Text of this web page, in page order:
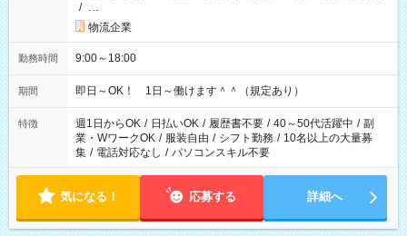
/ …
物流企業
勤務時間 9:00～18:00
期間 即日～OK！ 1日～働けます＾＾（規定あり）
特徴 週1日からOK / 日払いOK / 履歴書不要 / 40～50代活躍中 / 副
業・WワークOK / 服装自由 / シフト勤務 / 10名以上の大量募
集 / 電話対応なし / パソコンスキル不要
気になる！ 応募する 詳細へ